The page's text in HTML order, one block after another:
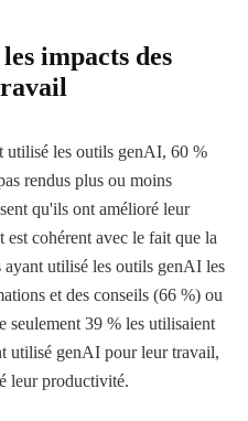
impacts des
utilisé les outils genAI, 60 %
rendus plus ou moins
qu'ils ont amélioré leur
cohérent avec le fait que la
ayant utilisé les outils genAI les
et des conseils (66 %) ou
seulement 39 % les utilisaient
utilisé genAI pour leur travail,
leur productivité.